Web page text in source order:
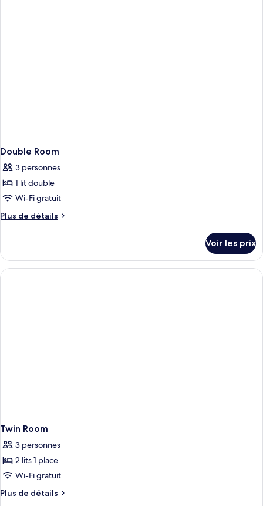
Double Room
3 personnes
1 lit double
Wi-Fi gratuit
Plus de détails
Plus
le
type
de
Voir les prix
Twin Room
3 personnes
2 lits 1 place
Wi-Fi gratuit
Plus de détails
Plus